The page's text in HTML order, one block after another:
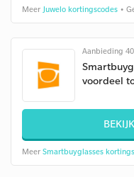
Meer Juwelo kortingscodes •
Aanbieding
voordeel
Meer Smartbuyglasses